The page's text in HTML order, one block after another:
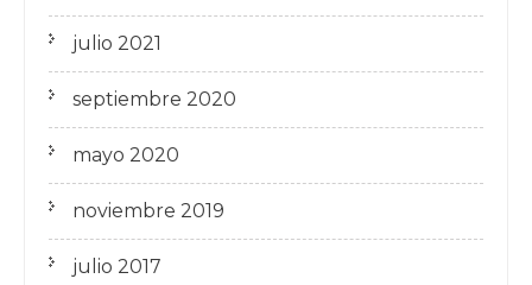
julio 2021
septiembre 2020
mayo 2020
noviembre 2019
julio 2017